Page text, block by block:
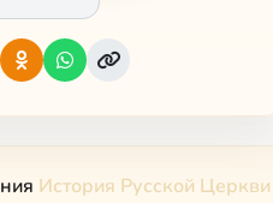
История Русской